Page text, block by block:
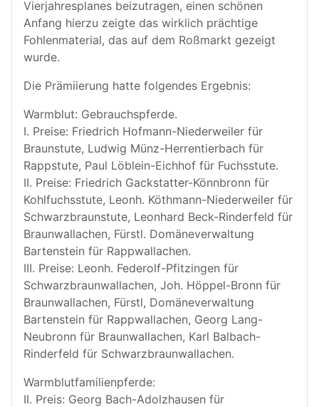
Vierjahresplanes beizutragen, einen schönen
Anfang hierzu zeigte das wirklich prächtige
Fohlenmaterial, das auf dem Roßmarkt gezeigt
wurde.
Die Prämiierung hatte folgendes Ergebnis:
Warmblut: Gebrauchspferde.
I. Preise: Friedrich Hofmann-Niederweiler für
Braunstute, Ludwig Münz-Herrentierbach für
Rappstute, Paul Löblein-Eichhof für Fuchsstute.
II. Preise: Friedrich Gackstatter-Könnbronn für
Kohlfuchsstute, Leonh. Köthmann-Niederweiler für
Schwarzbraunstute, Leonhard Beck-Rinderfeld für
Braunwallachen, Fürstl. Domäneverwaltung
Bartenstein für Rappwallachen.
III. Preise: Leonh. Federolf-Pfitzingen für
Schwarzbraunwallachen, Joh. Höppel-Bronn für
Braunwallachen, Fürstl, Domäneverwaltung
Bartenstein für Rappwallachen, Georg Lang-
Neubronn für Braunwallachen, Karl Balbach-
Rinderfeld für Schwarzbraunwallachen.
Warmblutfamilienpferde:
II. Preis: Georg Bach-Adolzhausen für